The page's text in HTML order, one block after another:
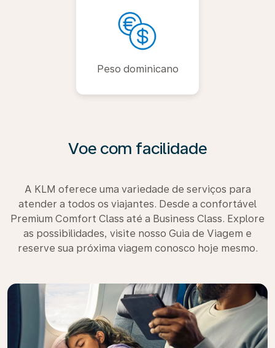
Peso dominicano
Voe com facilidade
A KLM oferece uma variedade de serviços para
atender a todos os viajantes. Desde a confortável
Premium Comfort Class até a Business Class. Explore
as possibilidades, visite nosso Guia de Viagem e
reserve sua próxima viagem conosco hoje mesmo.